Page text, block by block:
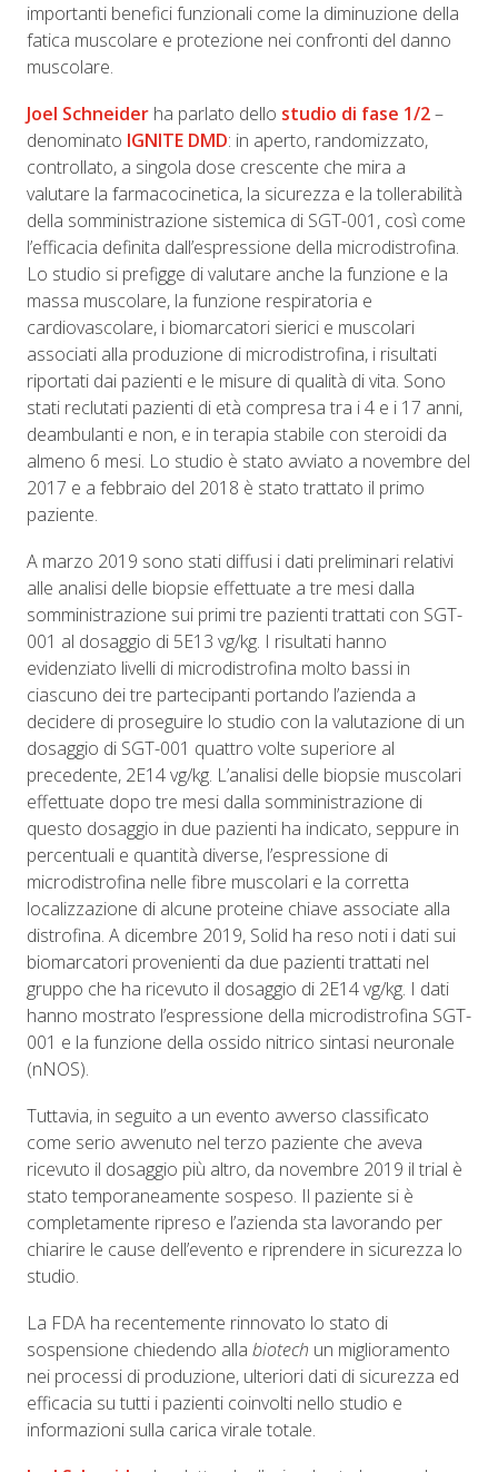
importanti benefici funzionali come la diminuzione della
fatica muscolare e protezione nei confronti del danno
muscolare.
Joel Schneider ha parlato dello studio di fase 1/2–
denominato IGNITE DMD: in aperto, randomizzato,
controllato, a singola dose crescente che mira a
valutare la farmacocinetica, la sicurezza e la tollerabilità
della somministrazione sistemica di SGT-001, così come
l’efficacia definita dall’espressione della microdistrofina.
Lo studio si prefigge di valutare anche la funzione e la
massa muscolare, la funzione respiratoria e
cardiovascolare, i biomarcatori sierici e muscolari
associati alla produzione di microdistrofina, i risultati
riportati dai pazienti e le misure di qualità di vita. Sono
stati reclutati pazienti di età compresa tra i 4 e i 17 anni,
deambulanti e non, e in terapia stabile con steroidi da
almeno 6 mesi. Lo studio è stato avviato a novembre del
2017 e a febbraio del 2018 è stato trattato il primo
paziente.
A marzo 2019 sono stati diffusi i dati preliminari relativi
alle analisi delle biopsie effettuate a tre mesi dalla
somministrazione sui primi tre pazienti trattati con SGT-
001 al dosaggio di 5E13 vg/kg. I risultati hanno
evidenziato livelli di microdistrofina molto bassi in
ciascuno dei tre partecipanti portando l’azienda a
decidere di proseguire lo studio con la valutazione di un
dosaggio di SGT-001 quattro volte superiore al
precedente, 2E14 vg/kg. L’analisi delle biopsie muscolari
effettuate dopo tre mesi dalla somministrazione di
questo dosaggio in due pazienti ha indicato, seppure in
percentuali e quantità diverse, l’espressione di
microdistrofina nelle fibre muscolari e la corretta
localizzazione di alcune proteine chiave associate alla
distrofina. A dicembre 2019, Solid ha reso noti i dati sui
biomarcatori provenienti da due pazienti trattati nel
gruppo che ha ricevuto il dosaggio di 2E14 vg/kg. I dati
hanno mostrato l’espressione della microdistrofina SGT-
001 e la funzione della ossido nitrico sintasi neuronale
(nNOS).
Tuttavia, in seguito a un evento avverso classificato
come serio avvenuto nel terzo paziente che aveva
ricevuto il dosaggio più altro, da novembre 2019 il trial è
stato temporaneamente sospeso. Il paziente si è
completamente ripreso e l’azienda sta lavorando per
chiarire le cause dell’evento e riprendere in sicurezza lo
studio.
La FDA ha recentemente rinnovato lo stato di
sospensione chiedendo alla biotech un miglioramento
nei processi di produzione, ulteriori dati di sicurezza ed
efficacia su tutti i pazienti coinvolti nello studio e
informazioni sulla carica virale totale.